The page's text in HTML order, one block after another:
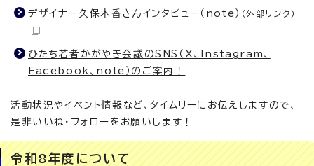
デザイナー久保木香さんインタビュー（note） （外部リンク）
ひたち若者かがやき会議のSNS（X、Instagram、
Facebook、note）のご案内！
活動状況やイベント情報など、タイムリーにお伝えしますので、
是非いいね・フォローをお願いします！
令和8年度について